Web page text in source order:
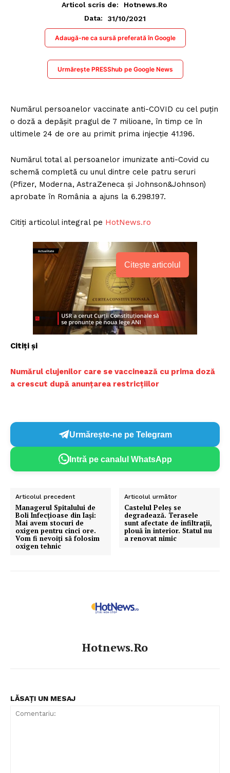
Articol scris de:
Hotnews.ro
Data:
31/10/2021
Adaugă-ne ca sursă preferată în Google
Urmărește PRESShub pe Google News
Numărul persoanelor vaccinate anti-COVID cu cel puţin
o doză a depășit pragul de 7 milioane, în timp ce în
ultimele 24 de ore au primit prima injecție 41.196.
Numărul total al persoanelor imunizate anti-Covid cu
schemă completă cu unul dintre cele patru seruri
(Pfizer, Moderna, AstraZeneca și Johnson&Johnson)
aprobate în România a ajuns la 6.298.197.
Citiți articolul integral pe HotNews.ro
Citește articolul
Citiți și
Numărul clujenilor care se vaccinează cu prima doză
a crescut după anunțarea restricțiilor
Urmărește-ne pe Telegram
Intră pe canalul WhatsApp
Articolul precedent
Managerul Spitalului de
Boli Infecţioase din Iaşi:
Mai avem stocuri de
oxigen pentru cinci ore.
Vom fi nevoiţi să folosim
oxigen tehnic
Articolul următor
Castelul Peleș se
degradează. Terasele
sunt afectate de infiltrații,
plouă în interior. Statul nu
a renovat nimic
Hotnews.ro
LĂSAȚI UN MESAJ